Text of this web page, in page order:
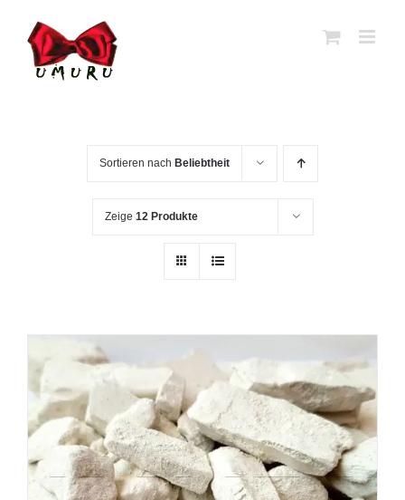
Inhalt
springen
Sortieren nach Beliebtheit
Zeige 12 Produkte